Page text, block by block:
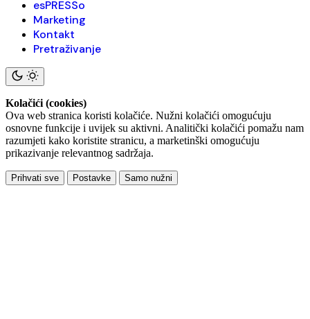
esPRESSo
Marketing
Kontakt
Pretraživanje
Kolačići (cookies)
Ova web stranica koristi kolačiće. Nužni kolačići omogućuju
osnovne funkcije i uvijek su aktivni. Analitički kolačići pomažu nam
razumjeti kako koristite stranicu, a marketinški omogućuju
prikazivanje relevantnog sadržaja.
Prihvati sve Postavke Samo nužni